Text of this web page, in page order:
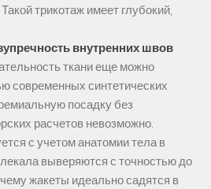
трикотаж имеет глубокий,
внутренних швов
ткани еще можно
современных синтетических
посадку без
расчетов невозможно.
с учетом анатомии тела в
выверяются с точностью до
жакеты идеально садятся в